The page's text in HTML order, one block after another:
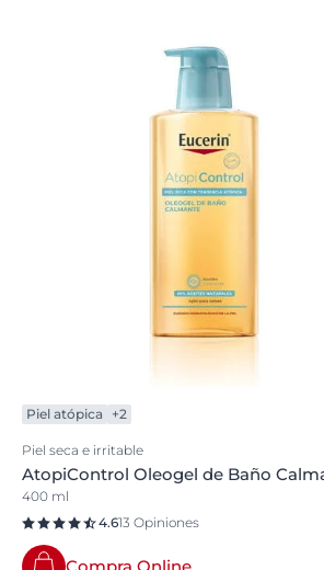
Piel atópica +2
Piel seca e irritable
AtopiControl Oleogel de Baño
400 ml
4.613 Opiniones